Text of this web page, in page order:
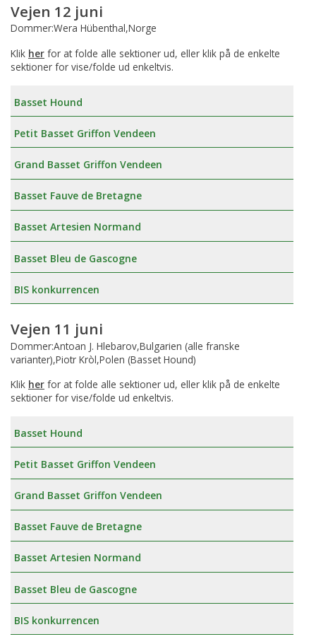
Vejen 12 juni
Dommer:Wera Hübenthal,Norge
Klik her for at folde alle sektioner ud, eller klik på de enkelte
sektioner for vise/folde ud enkeltvis.
Basset Hound
Petit Basset Griffon Vendeen
Grand Basset Griffon Vendeen
Basset Fauve de Bretagne
Basset Artesien Normand
Basset Bleu de Gascogne
BIS konkurrencen
Vejen 11 juni
Dommer:Antoan J. Hlebarov,Bulgarien (alle franske
varianter),Piotr Kròl,Polen (Basset Hound)
Klik her for at folde alle sektioner ud, eller klik på de enkelte
sektioner for vise/folde ud enkeltvis.
Basset Hound
Petit Basset Griffon Vendeen
Grand Basset Griffon Vendeen
Basset Fauve de Bretagne
Basset Artesien Normand
Basset Bleu de Gascogne
BIS konkurrencen